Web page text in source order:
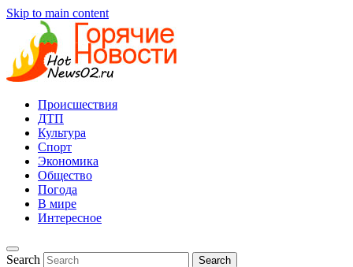
Skip to main content
Происшествия
ДТП
Культура
Спорт
Экономика
Общество
Погода
В мире
Интересное
Search